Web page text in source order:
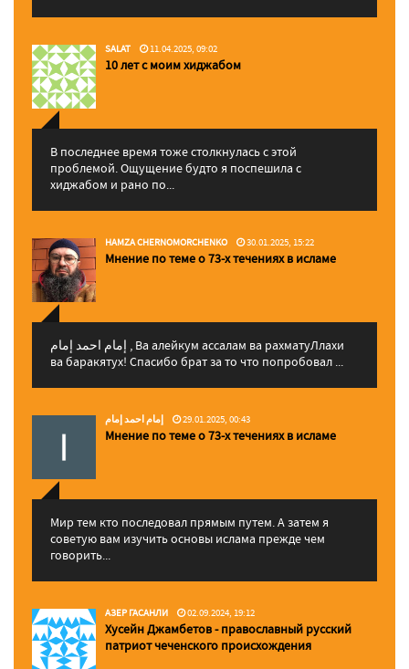
SALAT 11.04.2025, 09:02
10 лет с моим хиджабом
В последнее время тоже столкнулась с этой
проблемой. Ощущение будто я поспешила с
хиджабом и рано по...
HAMZA CHERNOMORCHENKO 30.01.2025, 15:22
Мнение по теме о 73-х течениях в исламе
إمام احمد إمام , Ва алейкум ассалам ва рахматуЛлахи
ва баракятух! Спасибо брат за то что попробовал ...
إمام احمد إمام 29.01.2025, 00:43
Мнение по теме о 73-х течениях в исламе
Мир тем кто последовал прямым путем. А затем я
советую вам изучить основы ислама прежде чем
говорить...
АЗЕР ГАСАНЛИ 02.09.2024, 19:12
Хусейн Джамбетов - православный русский
патриот чеченского происхождения